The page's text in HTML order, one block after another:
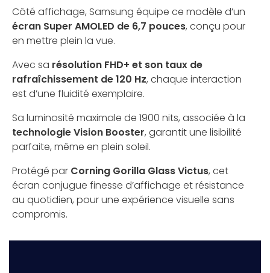
Côté affichage, Samsung équipe ce modèle d’un
écran Super AMOLED de 6,7 pouces, conçu pour
en mettre plein la vue.
Avec sa résolution FHD+ et son taux de
rafraîchissement de 120 Hz, chaque interaction
est d’une fluidité exemplaire.
Sa luminosité maximale de 1900 nits, associée à la
technologie Vision Booster, garantit une lisibilité
parfaite, même en plein soleil.
Protégé par Corning Gorilla Glass Victus, cet
écran conjugue finesse d’affichage et résistance
au quotidien, pour une expérience visuelle sans
compromis.